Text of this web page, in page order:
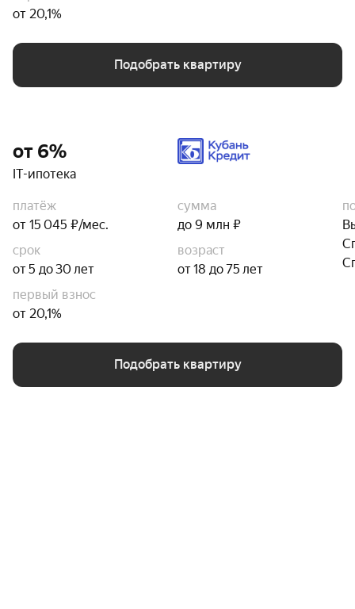
от 20,1%
Подобрать квартиру
от 6%
IT-ипотека
платёж
от 15 045 ₽/мес.
сумма
до 9 млн ₽
срок
от 5 до 30 лет
возраст
от 18 до 75 лет
первый взнос
от 20,1%
Подобрать квартиру